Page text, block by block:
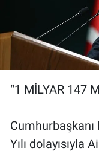
“1 MİLYAR 147
Cumhurbaşkanı
Yılı dolayısıyla